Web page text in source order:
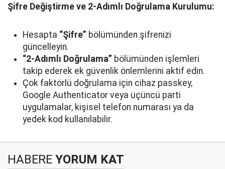
Şifre Değiştirme ve 2-Adımlı Doğrulama Kurulumu:
Hesapta “Şifre” bölümünden şifrenizi
güncelleyin.
“2-Adımlı Doğrulama” bölümünden işlemleri
takip ederek ek güvenlik önlemlerini aktif edin.
Çok faktörlü doğrulama için cihaz passkey,
Google Authenticator veya üçüncü parti
uygulamalar, kişisel telefon numarası ya da
yedek kod kullanılabilir.
HABERE YORUM KAT